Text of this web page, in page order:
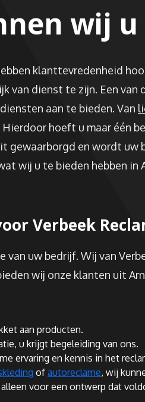
wij
klanttevredenheid
van dienst te zijn. Een
aan te bieden. Van
hoeft u maar één
gewaarborgd en wordt uw
wij u te bieden hebben in
Verbeek
van uw bedrijf. Wij van
wij onze klanten uit
aan producten.
u krijgt begeleiding van ons.
ervaring en kennis in het
of autoreclame, wij
voor een ontwerp dat